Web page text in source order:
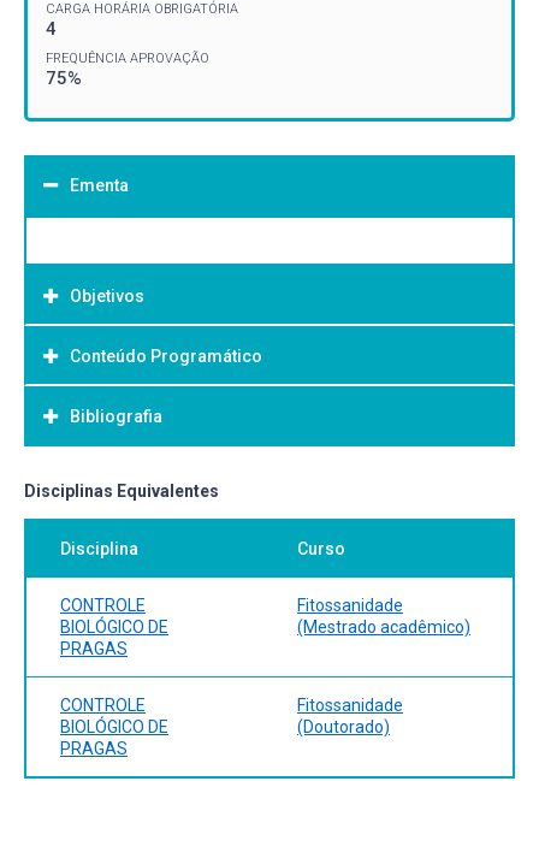
CARGA HORÁRIA OBRIGATÓRIA
4
FREQUÊNCIA APROVAÇÃO
75%
Ementa
Objetivos
Objetivo Geral:
Conteúdo Programático
Bibliografia
Bibliografia Básica:
Disciplinas Equivalentes
Disciplina Curso
CONTROLE
BIOLÓGICO DE
PRAGAS
Fitossanidade
(Mestrado acadêmico)
CONTROLE
BIOLÓGICO DE
PRAGAS
Fitossanidade
(Doutorado)